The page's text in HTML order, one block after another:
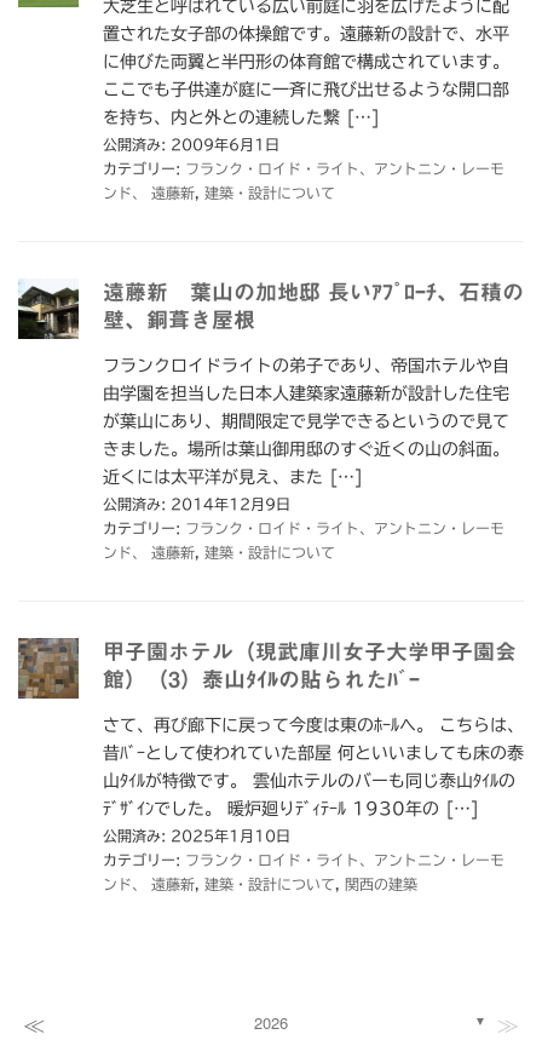
大芝生と呼ばれている広い前庭に羽を広げたように配
置された女子部の体操館です。遠藤新の設計で、水平
に伸びた両翼と半円形の体育館で構成されています。
ここでも子供達が庭に一斉に飛び出せるような開口部
を持ち、内と外との連続した繋 […]
公開済み: 2009年6月1日
カテゴリー: フランク・ロイド・ライト、アントニン・レーモ
ンド、 遠藤新
建築・設計について
遠藤新 葉山の加地邸 長いｱﾌﾟﾛｰﾁ、石積の
壁、銅葺き屋根
フランクロイドライトの弟子であり、帝国ホテルや自
由学園を担当した日本人建築家遠藤新が設計した住宅
が葉山にあり、期間限定で見学できるというので見て
きました。場所は葉山御用邸のすぐ近くの山の斜面。
近くには太平洋が見え、また […]
公開済み: 2014年12月9日
カテゴリー: フランク・ロイド・ライト、アントニン・レーモ
ンド、 遠藤新
建築・設計について
甲子園ホテル（現武庫川女子大学甲子園会
館）（3）泰山ﾀｲﾙの貼られたﾊﾞｰ
さて、再び廊下に戻って今度は東のﾎｰﾙへ。 こちらは、
昔ﾊﾞｰとして使われていた部屋 何といいましても床の泰
山ﾀｲﾙが特徴です。 雲仙ホテルのバーも同じ泰山ﾀｲﾙの
ﾃﾞｻﾞｲﾝでした。 暖炉廻りﾃﾞｨﾃｰﾙ 1930年の […]
公開済み: 2025年1月10日
カテゴリー: フランク・ロイド・ライト、アントニン・レーモ
ンド、 遠藤新
建築・設計について 関西の建築
≪ 2026 ▼ ≫